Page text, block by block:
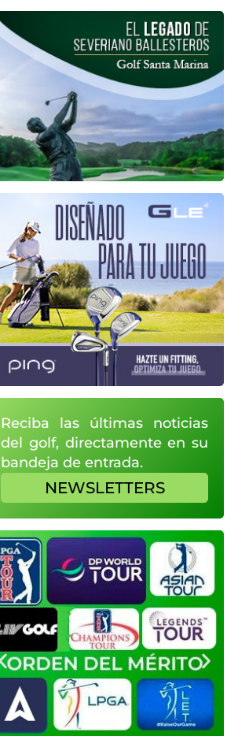
Reciba las últimas noticias
del golf, directamente en su
bandeja de entrada.
NEWSLETTERS